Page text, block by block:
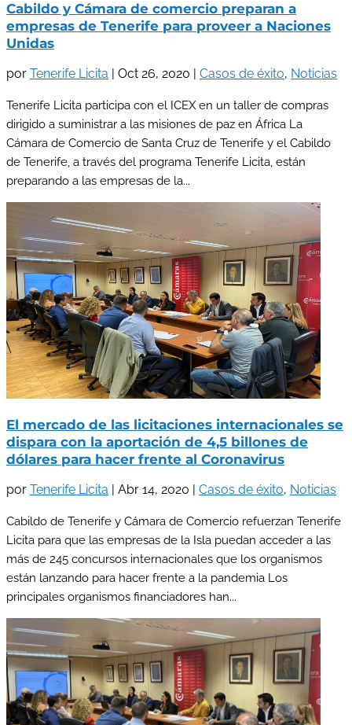
Cabildo y Cámara de comercio preparan a
empresas de Tenerife para proveer a Naciones
Unidas
por Tenerife Licita Oct 26, 2020 Casos de éxito, Noticias
Tenerife Licita participa con el ICEX en un taller de compras
dirigido a suministrar a las misiones de paz en África La
Cámara de Comercio de Santa Cruz de Tenerife y el Cabildo
de Tenerife, a través del programa Tenerife Licita, están
preparando a las empresas de la...
El mercado de las licitaciones internacionales se
dispara con la aportación de 4,5 billones de
dólares para hacer frente al Coronavirus
por Tenerife Licita | Abr 14, 2020 | Casos de éxito, Noticias
Cabildo de Tenerife y Cámara de Comercio refuerzan Tenerife
Licita para que las empresas de la Isla puedan acceder a las
más de 245 concursos internacionales que los organismos
están lanzando para hacer frente a la pandemia Los
principales organismos financiadores han...